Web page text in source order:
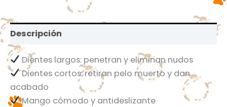
Descripción
Dientes largos: penetran y eliminan nudos
Dientes cortos: retiran pelo muerto y dan
acabado
Mango cómodo y antideslizante